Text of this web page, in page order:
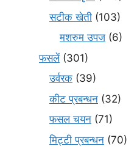
सटीक खेती (103)
मशरुम उपज (6)
फसलें(301)
उर्वरक (39)
कीट प्रबन्धन (32)
फसल चयन (71)
मि‌ट्टी प्रबन्धन (70)